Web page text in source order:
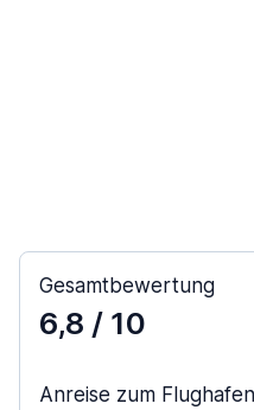
Gesamtbewertung
6,8 / 10
Anreise zum Flughafen